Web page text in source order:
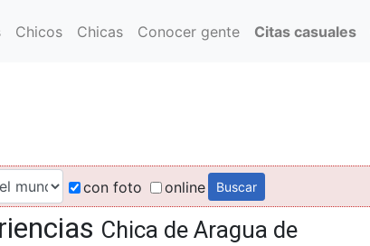
Chicos Chicas Conocer gente Citas casuales
con foto online
Chica de Aragua de